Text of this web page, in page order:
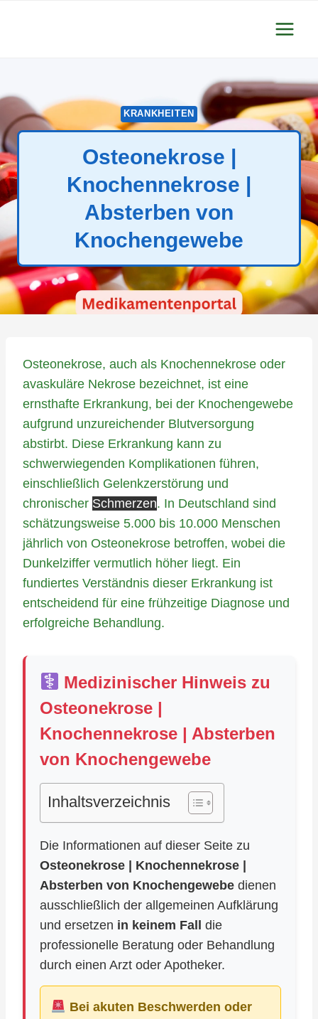
KRANKHEITEN
Osteonekrose |
Knochennekrose |
Absterben von
Knochengewebe
Osteonekrose, auch als Knochennekrose oder
avaskuläre Nekrose bezeichnet, ist eine
ernsthafte Erkrankung, bei der Knochengewebe
aufgrund unzureichender Blutversorgung
abstirbt. Diese Erkrankung kann zu
schwerwiegenden Komplikationen führen,
einschließlich Gelenkzerstörung und
chronischer Schmerzen. In Deutschland sind
schätzungsweise 5.000 bis 10.000 Menschen
jährlich von Osteonekrose betroffen, wobei die
Dunkelziffer vermutlich höher liegt. Ein
fundiertes Verständnis dieser Erkrankung ist
entscheidend für eine frühzeitige Diagnose und
erfolgreiche Behandlung.
Medizinischer Hinweis zu
Osteonekrose |
Knochennekrose | Absterben
von Knochengewebe
Inhaltsverzeichnis
Die Informationen auf dieser Seite zu
Osteonekrose | Knochennekrose |
Absterben von Knochengewebe dienen
ausschließlich der allgemeinen Aufklärung
und ersetzen in keinem Fall
die
professionelle Beratung oder Behandlung
durch einen Arzt oder Apotheker.
Bei akuten Beschwerden oder